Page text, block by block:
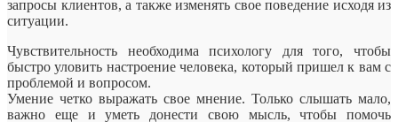
запросы клиентов, а также изменять свое поведение исходя из
ситуации.
Чувствительность необходима психологу для того, чтобы
быстро уловить настроение человека, который пришел к вам с
проблемой и вопросом.
Умение четко выражать свое мнение. Только слышать мало,
важно еще и уметь донести свою мысль, чтобы помочь